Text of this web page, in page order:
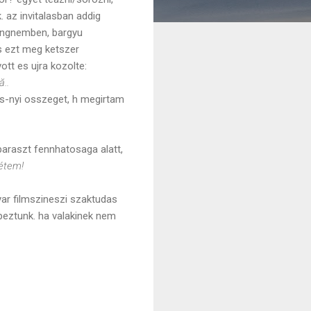
az invitalasban addig
bargyu
ezt meg ketszer
es ujra kozolte:
nyi osszeget, h megirtam
fennhatosaga alatt,
filmszineszi szaktudas
ha valakinek nem